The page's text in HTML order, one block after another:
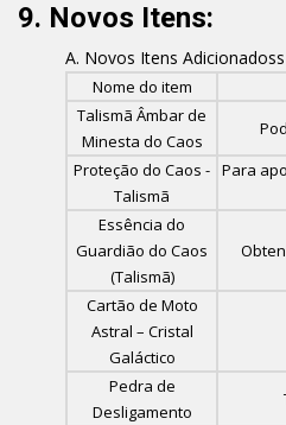
9. Novos Itens:
Novos Itens Adicionadoss
Nome do item
Talismã Âmbar de
Minesta do Caos
Proteção do Caos -
Talismã
Para
Essência do
Guardião do Caos
(Talismã)
Cartão de Moto
Astral – Cristal
Galáctico
Pedra de
Desligamento